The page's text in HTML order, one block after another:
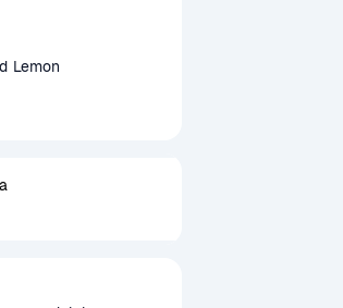
Lemon